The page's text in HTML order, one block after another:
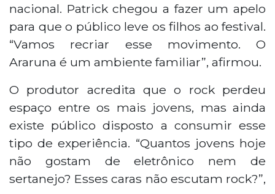
nacional. Patrick chegou a fazer um apelo
para que o público leve os filhos ao festival.
“Vamos recriar esse movimento. O
Araruna é um ambiente familiar”, afirmou.
O produtor acredita que o rock perdeu
espaço entre os mais jovens, mas ainda
existe público disposto a consumir esse
tipo de experiência. “Quantos jovens hoje
não gostam de eletrônico nem de
sertanejo? Esses caras não escutam rock?”,